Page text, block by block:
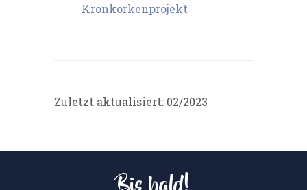
Kronkorkenprojekt
Zuletzt aktualisiert: 02/2023